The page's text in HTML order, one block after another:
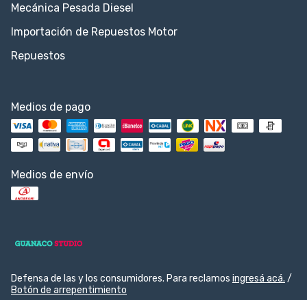
Mecánica Pesada Diesel
Importación de Repuestos Motor
Repuestos
Medios de pago
Medios de envío
Defensa de las y los consumidores. Para reclamos ingresá acá. /
Botón de arrepentimiento